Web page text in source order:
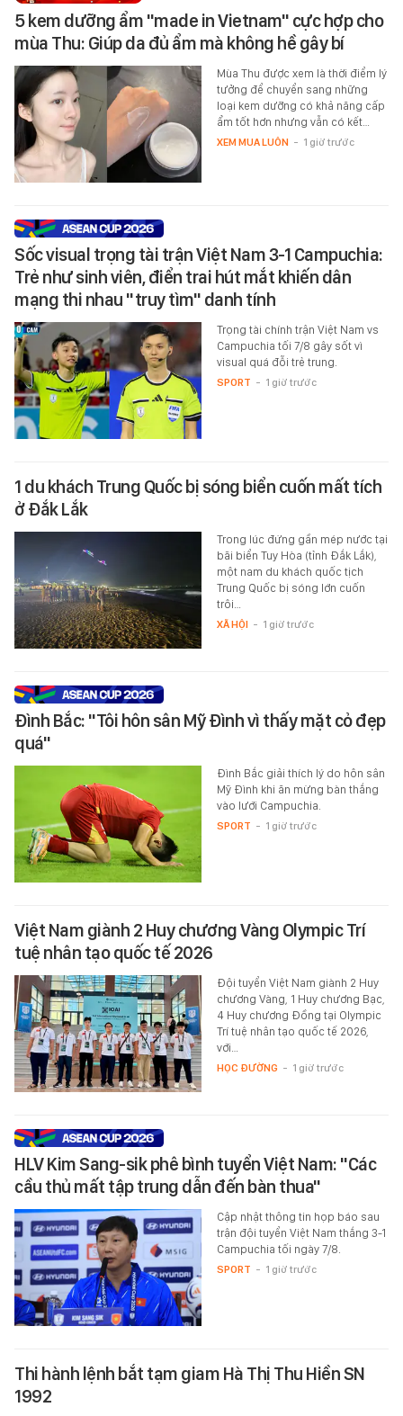
5 kem dưỡng ẩm "made in Vietnam" cực hợp cho
mùa Thu: Giúp da đủ ẩm mà không hề gây bí
Mùa Thu được xem là thời điểm lý
tưởng để chuyển sang những
loại kem dưỡng có khả năng cấp
ẩm tốt hơn nhưng vẫn có kết…
XEM MUA LUÔN - 1 giờ trước
Sốc visual trọng tài trận Việt Nam 3-1 Campuchia:
Trẻ như sinh viên, điển trai hút mắt khiến dân
mạng thi nhau "truy tìm" danh tính
Trọng tài chính trận Việt Nam vs
Campuchia tối 7/8 gây sốt vì
visual quá đỗi trẻ trung.
SPORT - 1 giờ trước
1 du khách Trung Quốc bị sóng biển cuốn mất tích
ở Đắk Lắk
Trong lúc đứng gần mép nước tại
bãi biển Tuy Hòa (tỉnh Đắk Lắk),
một nam du khách quốc tịch
Trung Quốc bị sóng lớn cuốn
trôi…
XÃ HỘI - 1 giờ trước
Đình Bắc: "Tôi hôn sân Mỹ Đình vì thấy mặt cỏ đẹp
quá"
Đình Bắc giải thích lý do hôn sân
Mỹ Đình khi ăn mừng bàn thắng
vào lưới Campuchia.
SPORT - 1 giờ trước
Việt Nam giành 2 Huy chương Vàng Olympic Trí
tuệ nhân tạo quốc tế 2026
Đội tuyển Việt Nam giành 2 Huy
chương Vàng, 1 Huy chương Bạc,
4 Huy chương Đồng tại Olympic
Trí tuệ nhân tạo quốc tế 2026,
với…
HỌC ĐƯỜNG - 1 giờ trước
HLV Kim Sang-sik phê bình tuyển Việt Nam: "Các
cầu thủ mất tập trung dẫn đến bàn thua"
Cập nhật thông tin họp báo sau
trận đội tuyển Việt Nam thắng 3-1
Campuchia tối ngày 7/8.
SPORT - 1 giờ trước
Thi hành lệnh bắt tạm giam Hà Thị Thu Hiền SN
1992